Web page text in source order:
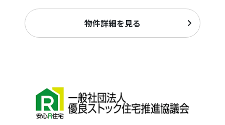
物件詳細を見る